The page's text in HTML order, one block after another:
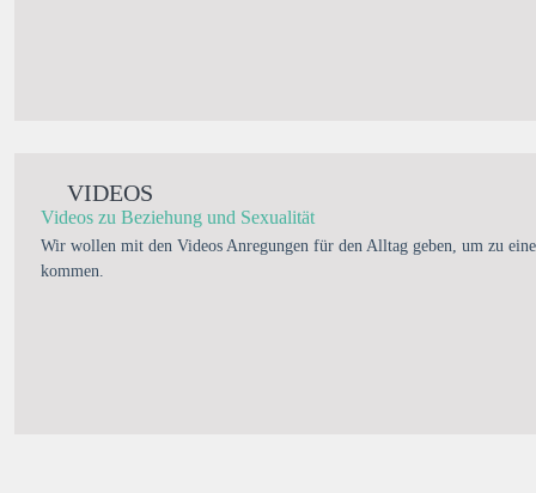
VIDEOS
Videos zu Beziehung und Sexualität
Wir wollen mit den Videos Anregungen für den Alltag geben, um zu
kommen.